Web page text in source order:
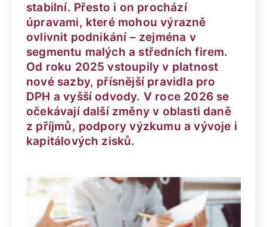
stabilní. Přesto i on prochází
úpravami, které mohou výrazně
ovlivnit podnikání – zejména v
segmentu malých a středních firem.
Od roku 2025 vstoupily v platnost
nové sazby, přísnější pravidla pro
DPH a vyšší odvody. V roce 2026 se
očekávají další změny v oblasti daně
z příjmů, podpory výzkumu a vývoje i
kapitálových zisků.